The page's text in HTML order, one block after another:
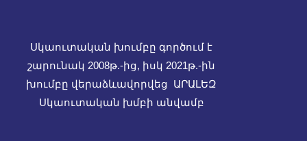
Սկաուտական խումբը գործում է
շարունակ 2008թ.-ից, իսկ 2021թ.-ին
խումբը վերաձևավորվեց ԱՐԱԼԵԶ
Սկաուտական խմբի անվամբ